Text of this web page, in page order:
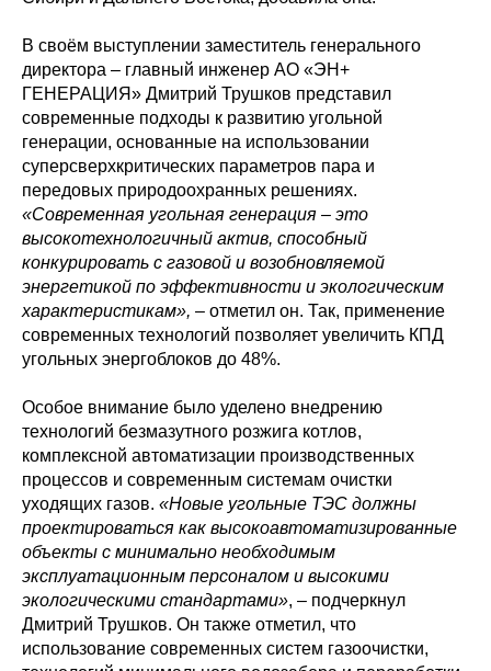
В своём выступлении заместитель генерального
директора – главный инженер АО «ЭН+
ГЕНЕРАЦИЯ» Дмитрий Трушков представил
современные подходы к развитию угольной
генерации, основанные на использовании
суперсверхкритических параметров пара и
передовых природоохранных решениях.
«Современная угольная генерация – это
высокотехнологичный актив, способный
конкурировать с газовой и возобновляемой
энергетикой по эффективности и экологическим
характеристикам», – отметил он. Так, применение
современных технологий позволяет увеличить КПД
угольных энергоблоков до 48%.
Особое внимание было уделено внедрению
технологий безмазутного розжига котлов,
комплексной автоматизации производственных
процессов и современным системам очистки
уходящих газов. «Новые угольные ТЭС должны
проектироваться как высокоавтоматизированные
объекты с минимально необходимым
эксплуатационным персоналом и высокими
экологическими стандартами», – подчеркнул
Дмитрий Трушков. Он также отметил, что
использование современных систем газоочистки,